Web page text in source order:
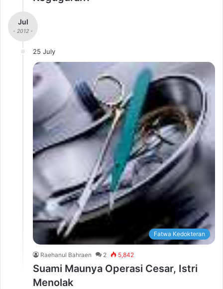
Jul
- 2012 -
25 July
Fatwa Kedokteran
Raehanul Bahraen 2 5,842
Suami Maunya Operasi Cesar, Istri
Menolak